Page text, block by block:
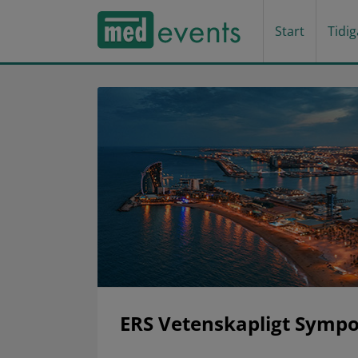
Start
ERS Vetenskapligt